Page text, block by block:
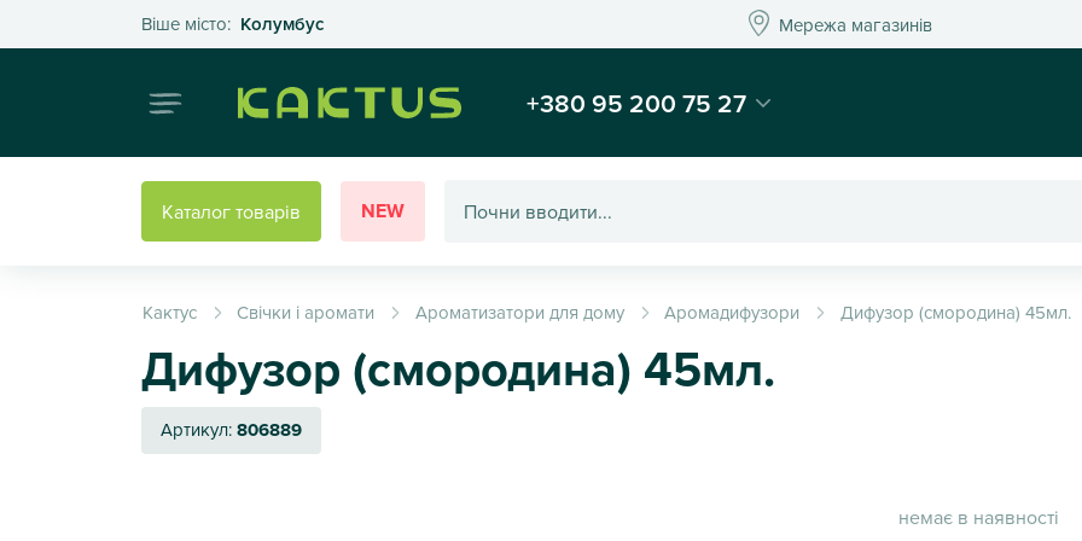
Віше місто: КолумбусОберіть своє місто Мережа магазинівМережа магазинів
Інтернет-магазин подарунків та декору - Kaktus
+380 95 200 75 27
Каталог товарів NEW
Кактус Свічки і аромати Ароматизатори для дому Аромадифузори Дифузор (смородина) 45мл.
Дифузор (смородина) 45мл.
Артикул:806889
немає в наявності